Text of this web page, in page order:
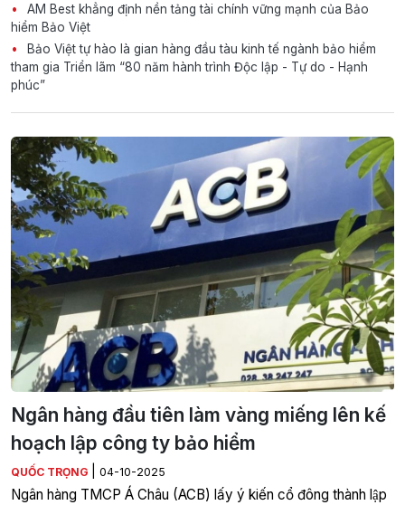
AM Best khẳng định nền tảng tài chính vững mạnh của Bảo
hiểm Bảo Việt
Bảo Việt tự hào là gian hàng đầu tàu kinh tế ngành bảo hiểm
tham gia Triển lãm “80 năm hành trình Độc lập - Tự do - Hạnh
phúc”
Ngân hàng đầu tiên làm vàng miếng lên kế
hoạch lập công ty bảo hiểm
QUỐC TRỌNG 04-10-2025
Ngân hàng TMCP Á Châu (ACB) lấy ý kiến cổ đông thành lập